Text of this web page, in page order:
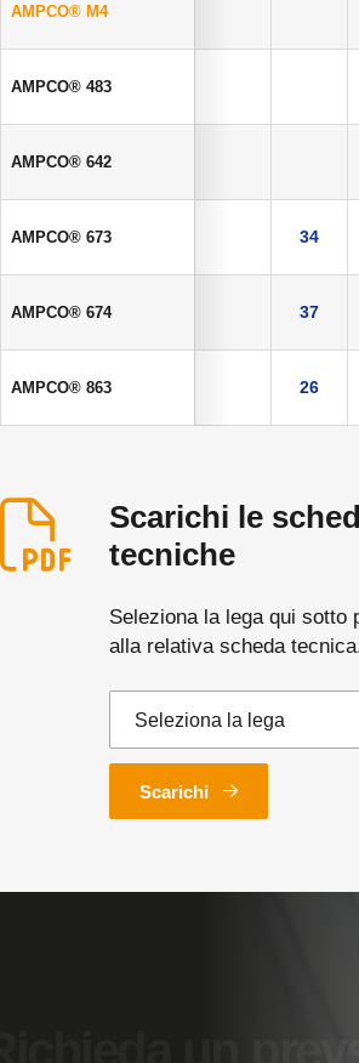
AMPCO® M4
AMPCO® 483
AMPCO® 642
AMPCO® 673 34
AMPCO® 674 37
AMPCO® 863 26
Scarichi le
tecniche
Seleziona la lega qui sotto
alla relativa scheda
Scarichi